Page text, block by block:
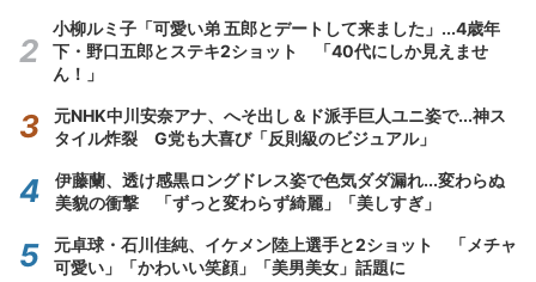
小柳ルミ子「可愛い弟 五郎とデートして来ました」...4歳年
下・野口五郎とステキ2ショット 「40代にしか見えませ
ん！」
元NHK中川安奈アナ、へそ出し＆ド派手巨人ユニ姿で...神ス
タイル炸裂 G党も大喜び「反則級のビジュアル」
伊藤蘭、透け感黒ロングドレス姿で色気ダダ漏れ...変わらぬ
美貌の衝撃 「ずっと変わらず綺麗」「美しすぎ」
元卓球・石川佳純、イケメン陸上選手と2ショット 「メチャ
可愛い」「かわいい笑顔」「美男美女」話題に